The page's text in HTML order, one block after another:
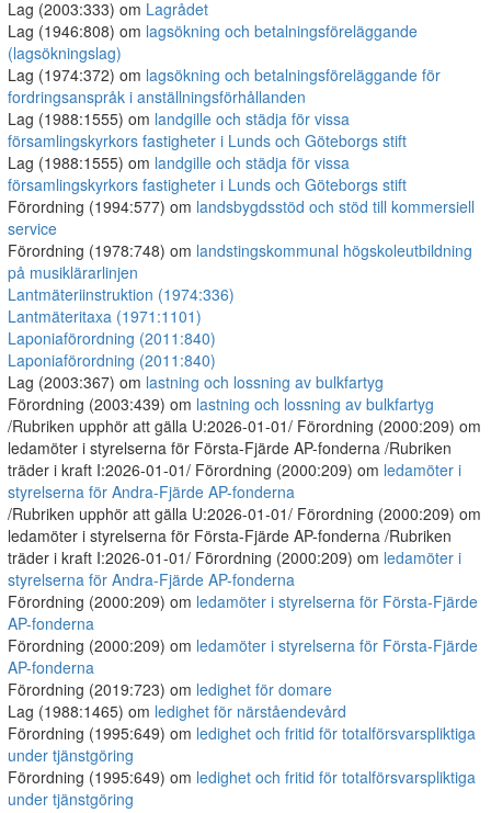
Lag (2003:333) om Lagrådet
Lag (1946:808) om lagsökning och betalningsföreläggande
(lagsökningslag)
Lag (1974:372) om lagsökning och betalningsföreläggande för
fordringsanspråk i anställningsförhållanden
Lag (1988:1555) om landgille och städja för vissa
församlingskyrkors fastigheter i Lunds och Göteborgs stift
Lag (1988:1555) om landgille och städja för vissa
församlingskyrkors fastigheter i Lunds och Göteborgs stift
Förordning (1994:577) om landsbygdsstöd och stöd till kommersiell
service
Förordning (1978:748) om landstingskommunal högskoleutbildning
på musiklärarlinjen
Lantmäteriinstruktion (1974:336)
Lantmäteritaxa (1971:1101)
Laponiaförordning (2011:840)
Laponiaförordning (2011:840)
Lag (2003:367) om lastning och lossning av bulkfartyg
Förordning (2003:439) om lastning och lossning av bulkfartyg
/Rubriken upphör att gälla U:2026-01-01/ Förordning (2000:209) om
ledamöter i styrelserna för Första-Fjärde AP-fonderna /Rubriken
träder i kraft I:2026-01-01/ Förordning (2000:209) om ledamöter i
styrelserna för Andra-Fjärde AP-fonderna
/Rubriken upphör att gälla U:2026-01-01/ Förordning (2000:209) om
ledamöter i styrelserna för Första-Fjärde AP-fonderna /Rubriken
träder i kraft I:2026-01-01/ Förordning (2000:209) om ledamöter i
styrelserna för Andra-Fjärde AP-fonderna
Förordning (2000:209) om ledamöter i styrelserna för Första-Fjärde
AP-fonderna
Förordning (2000:209) om ledamöter i styrelserna för Första-Fjärde
AP-fonderna
Förordning (2019:723) om ledighet för domare
Lag (1988:1465) om ledighet för närståendevård
Förordning (1995:649) om ledighet och fritid för totalförsvarspliktiga
under tjänstgöring
Förordning (1995:649) om ledighet och fritid för totalförsvarspliktiga
under tjänstgöring